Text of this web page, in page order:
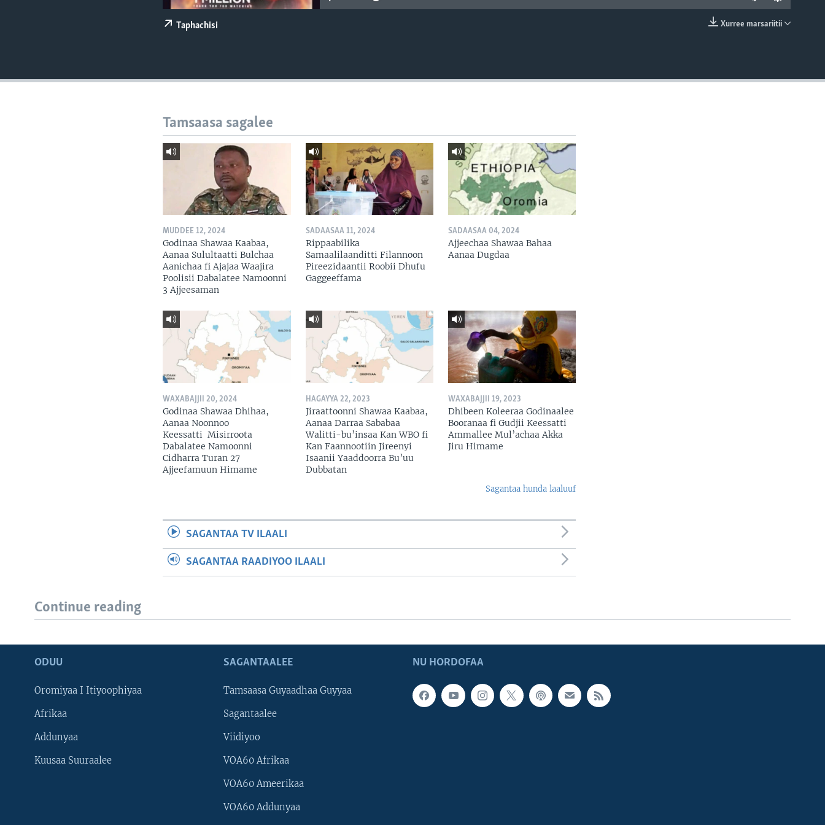
Xurree marsariitii
Taphachisi
Tamsaasa sagalee
MUDDEE 12, 2024
Godinaa Shawaa Kaabaa,
Aanaa Sulultaatti Bulchaa
Aanichaa fi Ajajaa Waajira
Poolisii Dabalatee Namoonni
3 Ajjeesaman
SADAASAA 11, 2024
Rippaabilika
Samaalilaanditti Filannoon
Pireezidaantii Roobii Dhufu
Gaggeeffama
SADAASAA 04, 2024
Ajjeechaa Shawaa Bahaa
Aanaa Dugdaa
WAXABAJJII 20, 2024
Godinaa Shawaa Dhihaa,
Aanaa Noonnoo
Keessatti Misirroota
Dabalatee Namoonni
Cidharra Turan 27
Ajjeefamuun Himame
HAGAYYA 22, 2023
Jiraattoonni Shawaa Kaabaa,
Aanaa Darraa Sababaa
Walitti-bu’insaa Kan WBO fi
Kan Faannootiin Jireenyi
Isaanii Yaaddoorra Bu’uu
Dubbatan
WAXABAJJII 19, 2023
Dhibeen Koleeraa Godinaalee
Booranaa fi Gudjii Keessatti
Ammallee Mul’achaa Akka
Jiru Himame
Sagantaa hunda laaluuf
SAGANTAA TV ILAALI
SAGANTAA RAADIYOO ILAALI
Continue reading
NU HORDOFAA
ODUU
Oromiyaa I Itiyoophiyaa
Afrikaa
Addunyaa
Kuusaa Suuraalee
SAGANTAALEE
Tamsaasa Guyaadhaa Guyyaa
Sagantaalee
Viidiyoo
VOA60 Afrikaa
VOA60 Ameerikaa
VOA60 Addunyaa